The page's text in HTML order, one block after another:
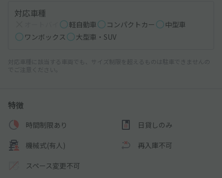
対応車種
軽自動車 コンパクトカー
中型車
ワンボックス
大型車・SUV
対応車種に該当する車両でも、サイズ制限を超えるものは駐車できませんの
でご注意ください。
特徴
時間制限あり 日貸しのみ
機械式(有人) 再入庫不可
スペース変更不可